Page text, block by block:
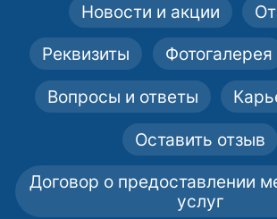
Новости и акции
Реквизиты Фотогалерея
Вопросы и ответы
Оставить отзыв
Договор о предоставлении
услуг